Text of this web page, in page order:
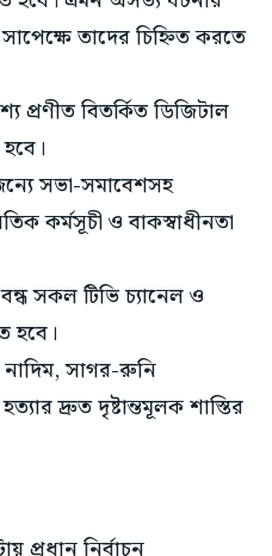
তাদের চিহ্নিত করতে
প্রণীত বিতর্কিত ডিজিটাল
সভা-সমাবেশসহ
কর্মসূচী ও বাকস্বাধীনতা
সকল টিভি চ্যানেল ও
হবে।
নাদিম, সাগর-রুনি
দ্রুত দৃষ্টান্তমূলক শাস্তির